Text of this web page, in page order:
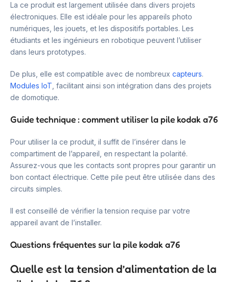
La ce produit est largement utilisée dans divers projets
électroniques. Elle est idéale pour les appareils photo
numériques, les jouets, et les dispositifs portables. Les
étudiants et les ingénieurs en robotique peuvent l’utiliser
dans leurs prototypes.
De plus, elle est compatible avec de nombreux capteurs.
Modules IoT , facilitant ainsi son intégration dans des projets
de domotique.
Guide technique : comment utiliser la pile kodak a76
Pour utiliser la ce produit, il suffit de l’insérer dans le
compartiment de l’appareil, en respectant la polarité.
Assurez-vous que les contacts sont propres pour garantir un
bon contact électrique. Cette pile peut être utilisée dans des
circuits simples.
Il est conseillé de vérifier la tension requise par votre
appareil avant de l’installer.
Questions fréquentes sur la pile kodak a76
Quelle est la tension d’alimentation de la